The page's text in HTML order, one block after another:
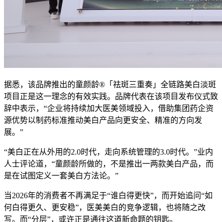
据悉，该品牌推出的童颜龄®「祛斑三重奏」全链路美白淡斑
项目正是这一理念的有效实践。品牌代表在该项目发布仪式致
辞中表示，“企业将持续加大医美领域投入，借助集团药企资
源优势以制药标准推动美白产品向更安全、精准的方向发
展。”
“美白正在从外用的2.0时代，走向系统管理的3.0时代。”业内
人士评论道，“童颜龄所做的，不是推出一两款美白产品，而
是在试图定义一套美白方法论。”
当2026年的消费者不再满足于“谁白得更快”，而开始追问“如
何白得更久、更安稳”，医美美白的竞争逻辑，也将随之改
写。而“分层”，或许正是通往这道新命题的钥匙。